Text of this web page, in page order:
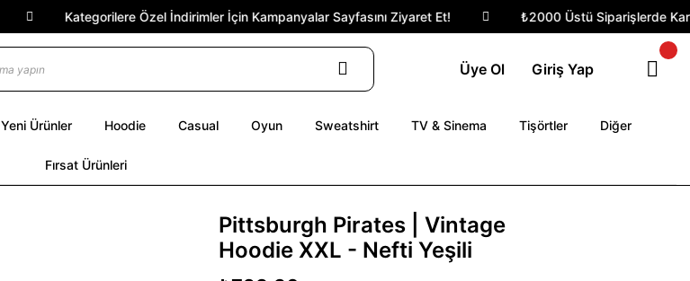
Kategorilere Özel İndirimler İçin Kampanyalar Sayfasını Ziyaret Et! ₺2000 Üstü Siparişlerde
Üye Ol Giriş Yap
Yeni Ürünler Hoodie Casual Oyun Sweatshirt TV & Sinema Tişörtler Diğer
Fırsat Ürünleri
Pittsburgh Pirates | Vintage
Hoodie XXL - Nefti Yeşili